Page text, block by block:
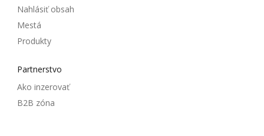
Nahlásiť obsah
Mestá
Produkty
Partnerstvo
Ako inzerovať
B2B zóna